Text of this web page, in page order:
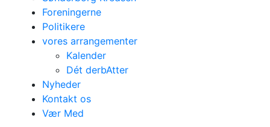
Foreningerne
Politikere
vores arrangementer
Kalender
Dét derbAtter
Nyheder
Kontakt os
Vær Med